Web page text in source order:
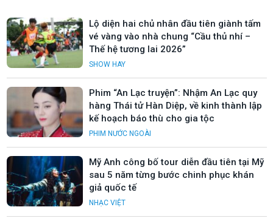
Lộ diện hai chủ nhân đầu tiên giành tấm
vé vàng vào nhà chung “Cầu thủ nhí –
Thế hệ tương lai 2026”
SHOW HAY
Phim “An Lạc truyện”: Nhậm An Lạc quy
hàng Thái tử Hàn Diệp, về kinh thành lập
kế hoạch báo thù cho gia tộc
PHIM NƯỚC NGOÀI
Mỹ Anh công bố tour diễn đầu tiên tại Mỹ
sau 5 năm từng bước chinh phục khán
giả quốc tế
NHẠC VIỆT